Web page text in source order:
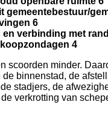
gemeentebestuur/
6
en verbinding met
4
scoorden minder.
de binnenstad, de
stadjers, de
verkrotting van